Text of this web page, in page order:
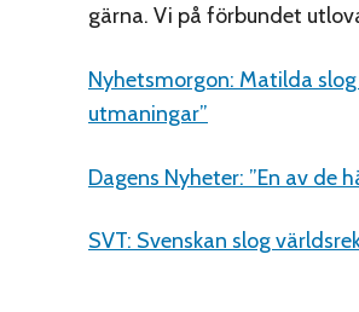
gärna. Vi på förbundet
Nyhetsmorgon: Matilda
utmaningar”
Dagens Nyheter: ”En av de
SVT: Svenskan slog